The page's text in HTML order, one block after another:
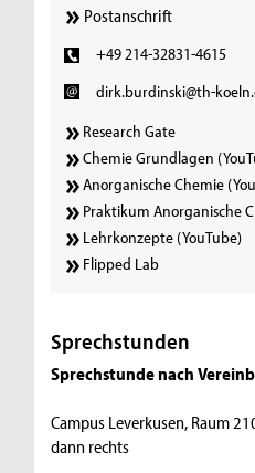
Postanschrift
+49 214-32831-4615
dirk.burdinski@th-
Research Gate
Chemie Grundlagen
Anorganische Chemie
Praktikum Anorganische
Lehrkonzepte (YouTube)
Flipped Lab
Sprechstunden
Sprechstunde nach
Campus Leverkusen, Raum
dann rechts